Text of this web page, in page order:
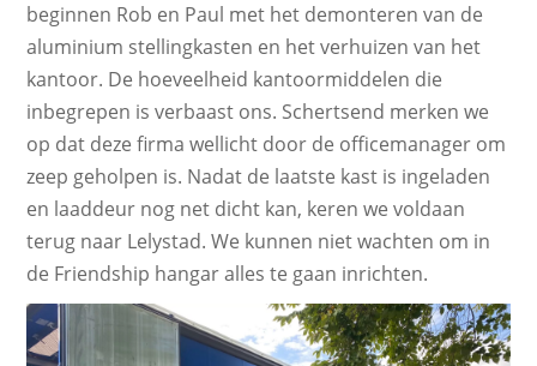
beginnen Rob en Paul met het demonteren van de
aluminium stellingkasten en het verhuizen van het
kantoor. De hoeveelheid kantoormiddelen die
inbegrepen is verbaast ons. Schertsend merken we
op dat deze firma wellicht door de officemanager om
zeep geholpen is. Nadat de laatste kast is ingeladen
en laaddeur nog net dicht kan, keren we voldaan
terug naar Lelystad. We kunnen niet wachten om in
de Friendship hangar alles te gaan inrichten.